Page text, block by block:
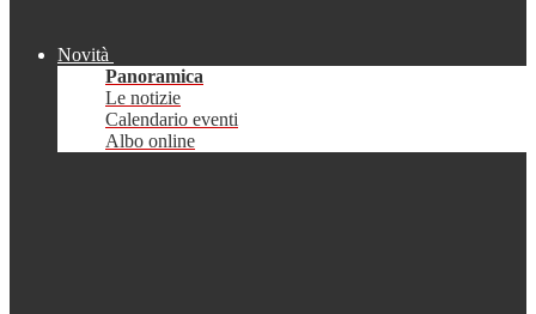
Novità
Panoramica
Le notizie
Calendario eventi
Albo online